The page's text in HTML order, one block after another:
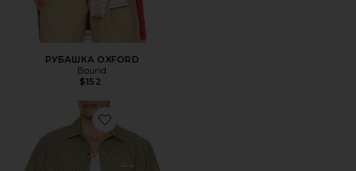
РУБАШКА OXFORD
Bound
$152
Favorite РУБАШКА GINGHAM